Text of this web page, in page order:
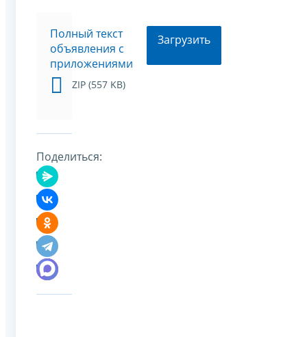
Полный текст
объявления с
приложениями
ZIP (557 KB)
Загрузить
Поделиться: